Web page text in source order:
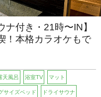
ナ付き・21時〜IN】
！本格カラオケもで
天風呂 浴室TV マット
サイズベッド ドライサウナ